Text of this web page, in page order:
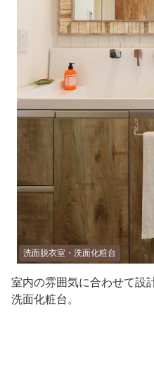
洗面脱衣室・洗面化粧台
室内の雰囲気に合わせて設
洗面化粧台。